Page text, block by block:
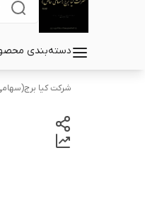
دسته‌بندی
شرکت کیا